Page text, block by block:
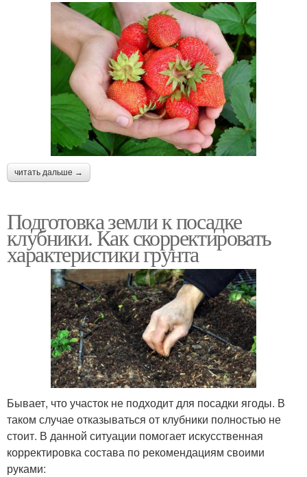
читать дальше →
Подготовка земли к посадке
клубники. Как скорректировать
характеристики грунта
Бывает, что участок не подходит для посадки ягоды. В
таком случае отказываться от клубники полностью не
стоит. В данной ситуации помогает искусственная
корректировка состава по рекомендациям своими
руками: